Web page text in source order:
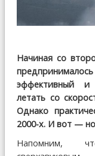
Начиная со
эффективный и
летать со
Однако
2000-х. И вот —
Напомним,